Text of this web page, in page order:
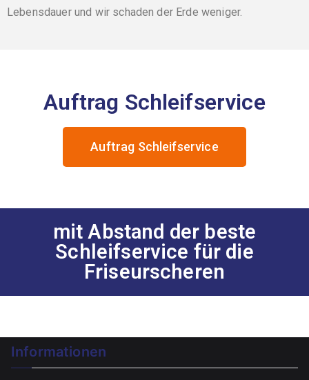
Lebensdauer und wir schaden der Erde weniger.
Auftrag Schleifservice
Auftrag Schleifservice
mit Abstand der beste
Schleifservice für die
Friseurscheren
Informationen